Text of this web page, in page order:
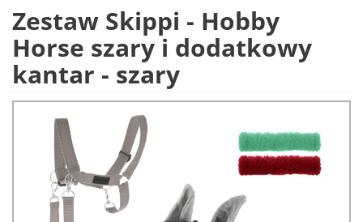
Zestaw Skippi - Hobby
Horse szary i dodatkowy
kantar - szary